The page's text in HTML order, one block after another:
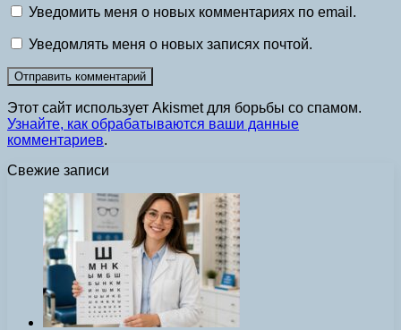
Уведомить меня о новых комментариях по email.
Уведомлять меня о новых записях почтой.
Этот сайт использует Akismet для борьбы со спамом.
Узнайте, как обрабатываются ваши данные
комментариев.
Свежие записи